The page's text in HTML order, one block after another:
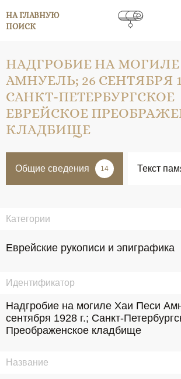
НА ГЛАВНУЮ
ПОИСК
НАДГРОБИЕ НА
АМНУЕЛЬ; 26 СЕНТЯБРЯ
САНКТ-ПЕТЕРБУРГСКОЕ
ЕВРЕЙСКОЕ
КЛАДБИЩЕ
Общие сведения 14 Текст
Категории
Еврейские рукописи и эпиграфика
Идентификатор
Надгробие на могиле Хаи Песи
сентября 1928 г.; Санкт-
Преображенское кладбище
Название